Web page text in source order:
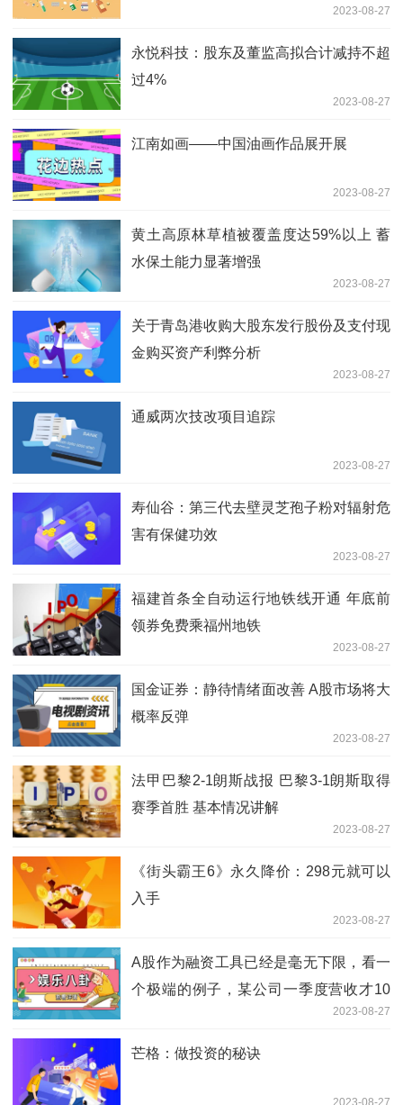
2023-08-27
永悦科技：股东及董监高拟合计减持不超
过4%
2023-08-27
江南如画——中国油画作品展开展
2023-08-27
黄土高原林草植被覆盖度达59%以上 蓄
水保土能力显著增强
2023-08-27
关于青岛港收购大股东发行股份及支付现
金购买资产利弊分析
2023-08-27
通威两次技改项目追踪
2023-08-27
寿仙谷：第三代去壁灵芝孢子粉对辐射危
害有保健功效
2023-08-27
福建首条全自动运行地铁线开通 年底前
领券免费乘福州地铁
2023-08-27
国金证券：静待情绪面改善 A股市场将大
概率反弹
2023-08-27
法甲巴黎2-1朗斯战报 巴黎3-1朗斯取得
赛季首胜 基本情况讲解
2023-08-27
《街头霸王6》永久降价：298元就可以
入手
2023-08-27
A股作为融资工具已经是毫无下限，看一
个极端的例子，某公司一季度营收才10
万元，圈走40个亿直接躺赢几百年2023-08-27
芒格：做投资的秘诀
2023-08-27